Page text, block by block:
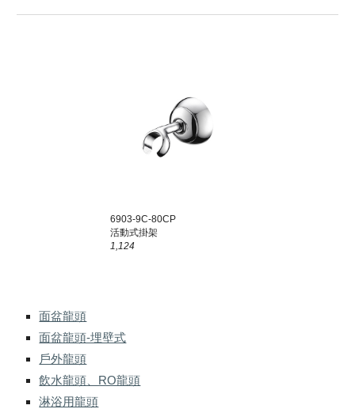
6903-9C-80C P
活動式掛架
1,124
面盆龍頭
面盆龍頭-埋壁式
戶外龍頭
飲水龍頭、RO龍頭
淋浴用龍頭